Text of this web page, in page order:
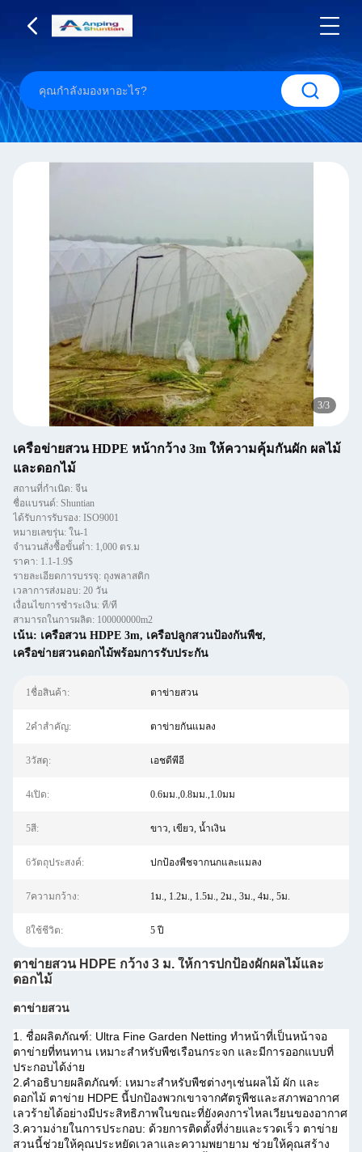
3/3
เครือข่ายสวน HDPE หน้ากว้าง 3m ให้ความคุ้มกันผัก ผลไม้
และดอกไม้
สถานที่กำเนิด: จีน
ชื่อแบรนด์: Shuntian
ได้รับการรับรอง: ISO9001
หมายเลขรุ่น: ใน-1
จำนวนสั่งซื้อขั้นต่ำ: 1,000 ตร.ม
ราคา: 1.1-1.9$
รายละเอียดการบรรจุ: ถุงพลาสติก
เวลาการส่งมอบ: 20 วัน
เงื่อนไขการชำระเงิน: ที/ที
สามารถในการผลิต: 100000000m2
เน้น: เครือสวน HDPE 3m, เครือปลูกสวนป้องกันพืช,
เครือข่ายสวนดอกไม้พร้อมการรับประกัน
1ชื่อสินค้า: ตาข่ายสวน
2คำสำคัญ: ตาข่ายกันแมลง
3วัสดุ: เอชดีพีอี
4เปิด: 0.6มม.,0.8มม.,1.0มม
5สี: ขาว, เขียว, น้ำเงิน
6วัตถุประสงค์: ปกป้องพืชจากนกและแมลง
7ความกว้าง: 1ม., 1.2ม., 1.5ม., 2ม., 3ม., 4ม., 5ม.
8ใช้ชีวิต: 5 ปี
ตาข่ายสวน HDPE กว้าง 3 ม. ให้การปกป้องผักผลไม้และ
ดอกไม้
ตาข่ายสวน
1. ชื่อผลิตภัณฑ์: Ultra Fine Garden Netting ทำหน้าที่เป็นหน้าจอ
ตาข่ายที่ทนทาน เหมาะสำหรับพืชเรือนกระจก และมีการออกแบบที่
ประกอบได้ง่าย
2.คำอธิบายผลิตภัณฑ์: เหมาะสำหรับพืชต่างๆเช่นผลไม้ ผัก และ
ดอกไม้ ตาข่าย HDPE นี้ปกป้องพวกเขาจากศัตรูพืชและสภาพอากาศ
เลวร้ายได้อย่างมีประสิทธิภาพในขณะที่ยังคงการไหลเวียนของอากาศ
3.ความง่ายในการประกอบ: ด้วยการติดตั้งที่ง่ายและรวดเร็ว ตาข่าย
สวนนี้ช่วยให้คุณประหยัดเวลาและความพยายาม ช่วยให้คุณสร้าง